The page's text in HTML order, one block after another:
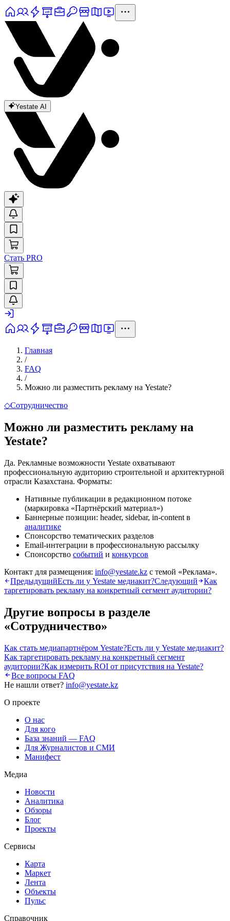
Yestate AI
Стать PRO
Главная
/
FAQ
/
Можно ли разместить рекламу на Yestate?
◇Сотрудничество
Можно ли разместить рекламу на
Yestate?
Да. Рекламные возможности Yestate охватывают
профессиональную аудиторию строительной и архитектурной
отрасли Казахстана. Форматы:
Нативные публикации в редакционном потоке
(маркировка «Партнёрский материал»)
Баннерные позиции: header, sidebar, in-content в
аналитике
Спонсорство тематических разделов
Email-интеграции в профессиональную рассылку
Спонсорство событий и конкурсов
Контакт для размещения: info@yestate.kz с темой «Реклама».
ПредыдущийЕсть ли у Yestate медиакит?Следующий
Как
таргетировать рекламу на конкретный сегмент аудитории?
Другие вопросы в разделе
«Сотрудничество»
Как стать медиапартнёром Yestate?Есть ли у Yestate медиакит?
Как таргетировать рекламу на конкретный сегмент
аудитории?Как измерить ROI от присутствия на Yestate?
Все вопросы FAQ
Не нашли ответ? info@yestate.kz
О проекте
О нас
Для кого
База знаний — FAQ
Для Журналистов и СМИ
Манифест
Медиа
Новости
Аналитика
Обзоры
Блог
Проекты
Сервисы
Карта
Маркет
Лента
Объекты
Пульс
Справочник